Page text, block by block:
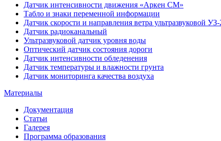
Датчик интенсивности движения «Аркен СМ»
Табло и знаки переменной информации
Датчик скорости и направления ветра ультразвуковой
Датчик радиоканальный
Ультразвуковой датчик уровня воды
Оптический датчик состояния дороги
Датчик интенсивности обледенения
Датчик температуры и влажности грунта
Датчик мониторинга качества воздуха
Материалы
Документация
Статьи
Галерея
Программа образования